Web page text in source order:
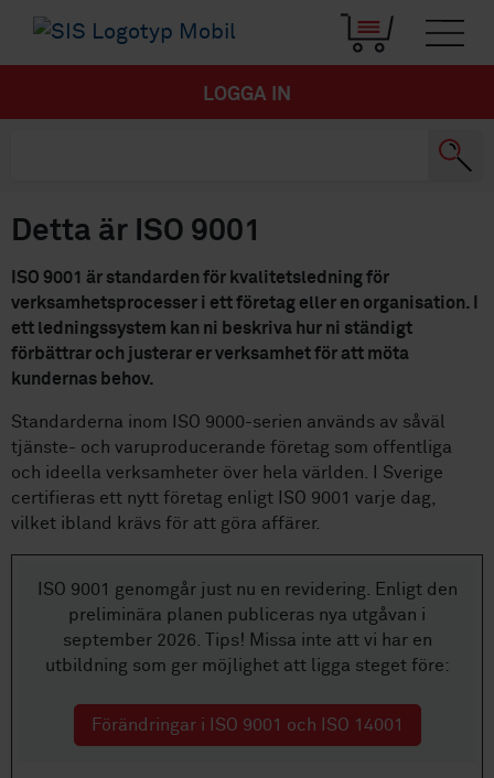
LOGGA IN
Detta är ISO 9001
ISO 9001 är standarden för kvalitetsledning för
verksamhetsprocesser i ett företag eller en organisation. I
ett ledningssystem kan ni beskriva hur ni ständigt
förbättrar och justerar er verksamhet för att möta
kundernas behov.
Standarderna inom ISO 9000-serien används av såväl
tjänste- och varuproducerande företag som offentliga
och ideella verksamheter över hela världen. I Sverige
certifieras ett nytt företag enligt ISO 9001 varje dag,
vilket ibland krävs för att göra affärer.
ISO 9001 genomgår just nu en revidering. Enligt den
preliminära planen publiceras nya utgåvan i
september 2026. Tips! Missa inte att vi har en
utbildning som ger möjlighet att ligga steget före:
Förändringar i ISO 9001 och ISO 14001